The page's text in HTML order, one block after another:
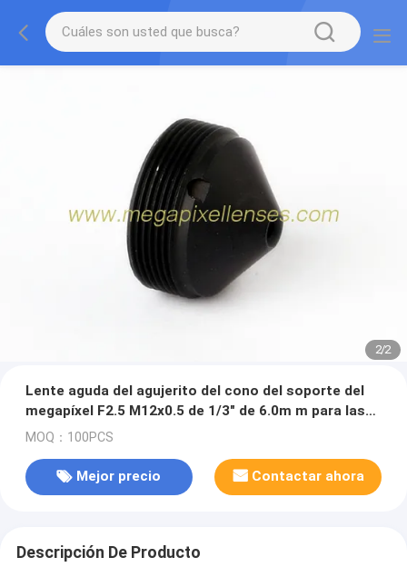
2/2
Lente aguda del agujerito del cono del soporte del
megapíxel F2.5 M12x0.5 de 1/3" de 6.0m m para las
cámaras secretas
MOQ：100PCS
Mejor precio Contactar ahora
Descripción De Producto